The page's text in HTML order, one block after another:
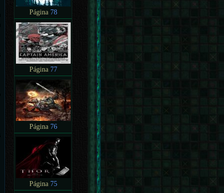
Página 78
Página 77
Página 76
Página 75